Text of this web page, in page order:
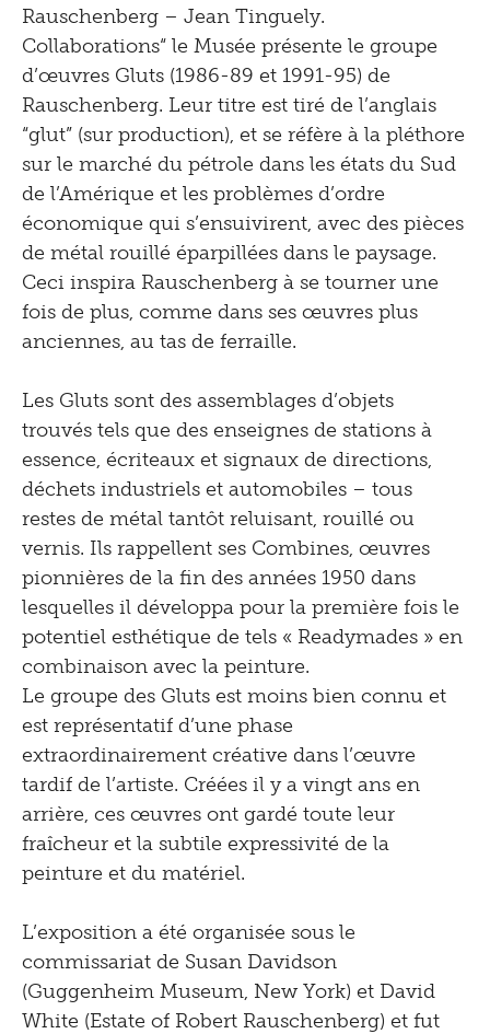
2020
2019
2018
2017
2016
2014
2013
2011
2010
2009
2007
2006
2005
2004
2003
2002
2001
2000
1999
1998
1997
Rauschenberg – Jean Tinguely.
Collaborations“ le Musée présente le groupe
d’œuvres Gluts (1986-89 et 1991-95) de
Rauschenberg. Leur titre est tiré de l’anglais
“glut” (sur production), et se réfère à la pléthore
sur le marché du pétrole dans les états du Sud
de l’Amérique et les problèmes d’ordre
économique qui s’ensuivirent, avec des pièces
de métal rouillé éparpillées dans le paysage.
Ceci inspira Rauschenberg à se tourner une
fois de plus, comme dans ses œuvres plus
anciennes, au tas de ferraille.
Les Gluts sont des assemblages d’objets
trouvés tels que des enseignes de stations à
essence, écriteaux et signaux de directions,
déchets industriels et automobiles – tous
restes de métal tantôt reluisant, rouillé ou
vernis. Ils rappellent ses Combines, œuvres
pionnières de la fin des années 1950 dans
lesquelles il développa pour la première fois le
potentiel esthétique de tels « Readymades » en
combinaison avec la peinture.
Le groupe des Gluts est moins bien connu et
est représentatif d’une phase
extraordinairement créative dans l’œuvre
tardif de l’artiste. Créées il y a vingt ans en
arrière, ces œuvres ont gardé toute leur
fraîcheur et la subtile expressivité de la
peinture et du matériel.
L’exposition a été organisée sous le
commissariat de Susan Davidson
(Guggenheim Museum, New York) et David
White (Estate of Robert Rauschenberg) et fut